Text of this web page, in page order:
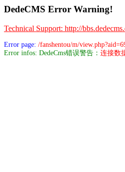
DedeCMS Error Warning!
Technical Support: http://
Error page: /fanshentou/m/
Error infos: DedeCms错误警告： 连接数